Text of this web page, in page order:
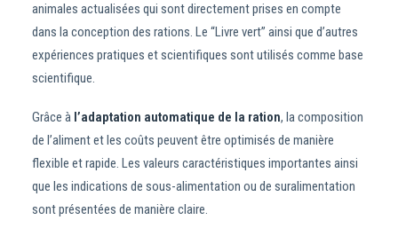
animales actualisées qui sont directement prises en compte
dans la conception des rations. Le “Livre vert” ainsi que d’autres
expériences pratiques et scientifiques sont utilisés comme base
scientifique.
Grâce à l’adaptation automatique de la ration, la composition
de l’aliment et les coûts peuvent être optimisés de manière
flexible et rapide. Les valeurs caractéristiques importantes ainsi
que les indications de sous-alimentation ou de suralimentation
sont présentées de manière claire.